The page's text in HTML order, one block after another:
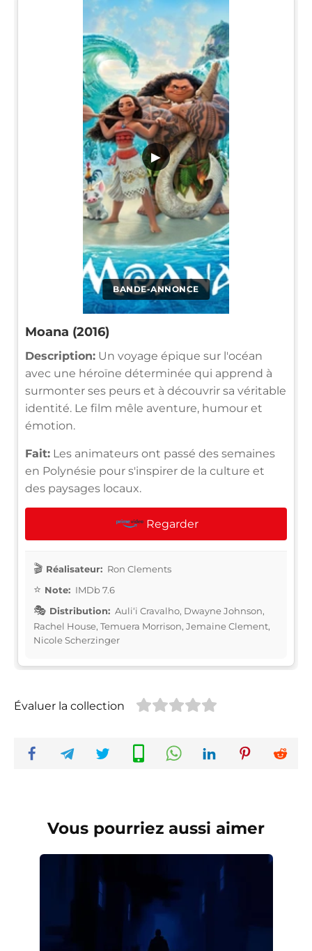
BANDE-ANNONCE
▶
Moana (2016)
Description: Un voyage épique sur l'océan
avec une héroïne déterminée qui apprend à
surmonter ses peurs et à découvrir sa véritable
identité. Le film mêle aventure, humour et
émotion.
Fait: Les animateurs ont passé des semaines
en Polynésie pour s'inspirer de la culture et
des paysages locaux.
Regarder
Réalisateur: Ron Clements
Note: IMDb 7.6
Distribution: Auliʻi Cravalho, Dwayne Johnson,
Rachel House, Temuera Morrison, Jemaine Clement,
Nicole Scherzinger
Évaluer la collection
Vous pourriez aussi aimer